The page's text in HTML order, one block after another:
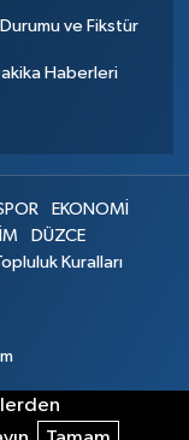
ve Fikstür
Haberleri
EKONOMİ
DÜZCE
Kuralları